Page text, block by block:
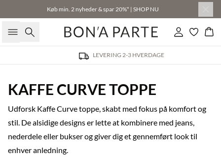
Køb min. 2 nyheder & spar 20%* | SHOP NU
Søg Log ind
LEVERING 2-3 HVERDAGE
KAFFE CURVE TOPPE
Udforsk Kaffe Curve toppe, skabt med fokus på komfort og
stil. De alsidige designs er lette at kombinere med jeans,
nederdele eller bukser og giver dig et gennemført look til
enhver anledning.